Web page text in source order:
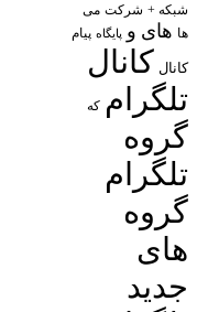
شبکه + شرکت می
ها های و پایگاه پیام
کانال کانال
تلگرام که
گروه
تلگرام
گروه
های
جدید